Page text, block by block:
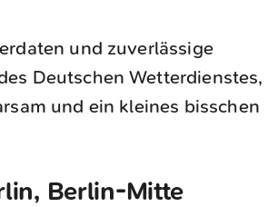
und zuverlässige
Deutschen Wetterdienstes,
und ein kleines bisschen
Berlin-Mitte
Berlin, Berlin-Mitte